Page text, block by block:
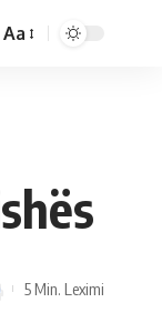
Aa
5 Min. Leximi